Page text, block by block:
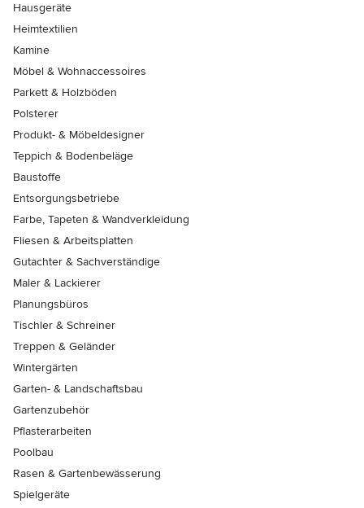
Hausgeräte
Heimtextilien
Kamine
Möbel & Wohnaccessoires
Parkett & Holzböden
Polsterer
Produkt- & Möbeldesigner
Teppich & Bodenbeläge
Baustoffe
Entsorgungsbetriebe
Farbe, Tapeten & Wandverkleidung
Fliesen & Arbeitsplatten
Gutachter & Sachverständige
Maler & Lackierer
Planungsbüros
Tischler & Schreiner
Treppen & Geländer
Wintergärten
Garten- & Landschaftsbau
Gartenzubehör
Pflasterarbeiten
Poolbau
Rasen & Gartenbewässerung
Spielgeräte